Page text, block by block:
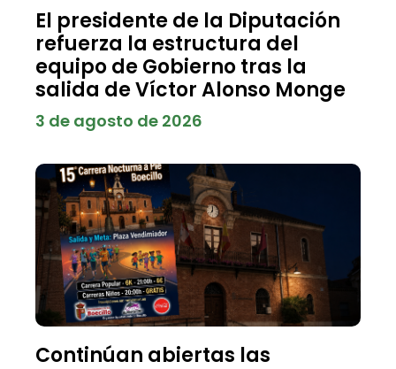
El presidente de la Diputación
refuerza la estructura del
equipo de Gobierno tras la
salida de Víctor Alonso Monge
3 de agosto de 2026
Continúan abiertas las